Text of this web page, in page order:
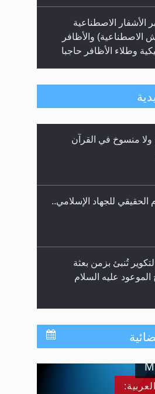
الأشفار الاصطناعية
الاصطناعية) والأظافر
وطلاء الأظافر حاجبا
حول الزكاة وفق السنة
أو الهجرية؟
فتح مشروع كوافير نسائي
وغير المحجبات؟
ولا منسوخ في القرآن
الحقيقي للجهاد الإسلامي..
تُنبئ بزمن بعثة
الموعود عليه السلام
الدجال
قاضٍ وحكمٌ على السنة